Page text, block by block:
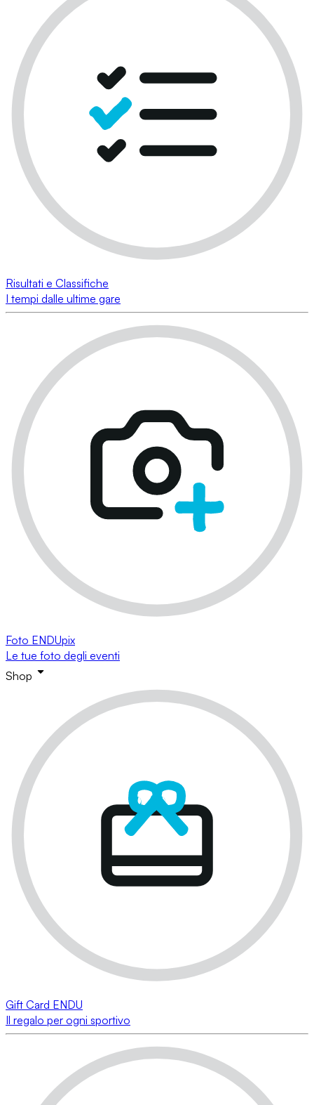
Risultati e Classifiche
I tempi dalle ultime gare
Foto ENDUpix
Le tue foto degli eventi
Shop
Gift Card ENDU
Il regalo per ogni sportivo